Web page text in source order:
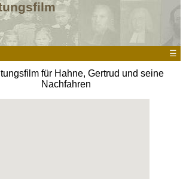
☰
für Hahne, Gertrud und seine
Nachfahren